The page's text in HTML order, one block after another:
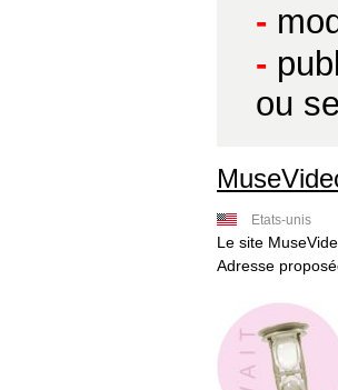
-
-
ou
Etats-unis
Le site
Adresse